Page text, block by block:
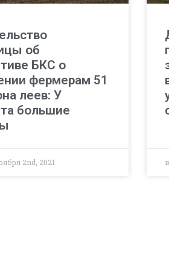
об
БКС о
фермерам 51
леев: У
большие
2nd, 2021